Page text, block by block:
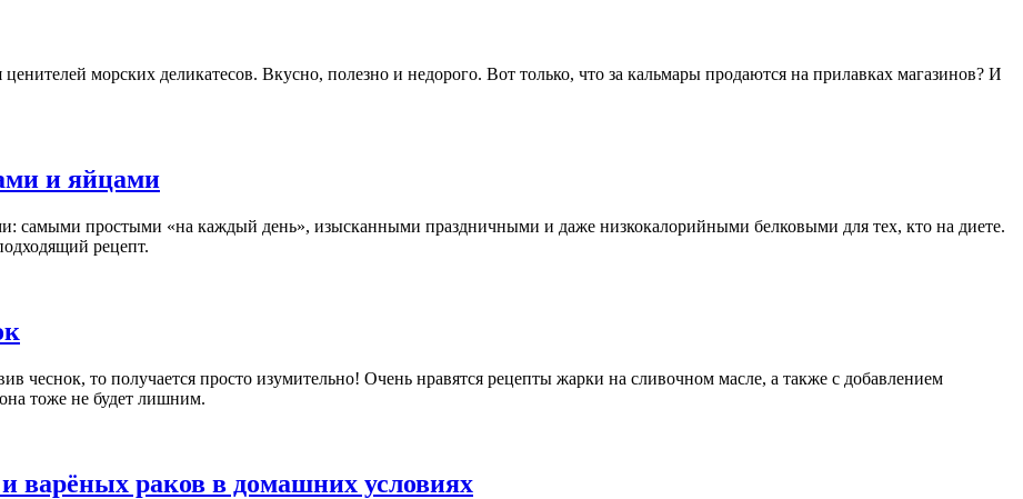
морских деликатесов. Вкусно, полезно и недорого. Вот только, что за кальмары продаются на прилавках магазинов? И
и яйцами
самыми простыми «на каждый день», изысканными праздничными и даже низкокалорийными белковыми для тех, кто на диете.
рецепт.
чеснок, то получается просто изумительно! Очень нравятся рецепты жарки на сливочном масле, а также с добавлением
тоже не будет лишним.
варёных раков в домашних условиях